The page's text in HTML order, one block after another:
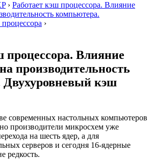
› Работает кэш процессора. Влияние
компьютера.
›
процессора. Влияние
производительность
кэш
современных настольных компьютеров
производители микросхем уже
на шесть ядер, а для
серверов и сегодня 16-ядерные
редкость.